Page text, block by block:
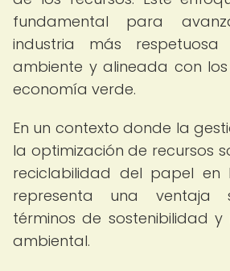
fundamental para
industria más
ambiente y alineada con
economía verde.
En un contexto donde la
la optimización de recursos
reciclabilidad del papel en
representa una ventaja
términos de sostenibilidad y
ambiental.